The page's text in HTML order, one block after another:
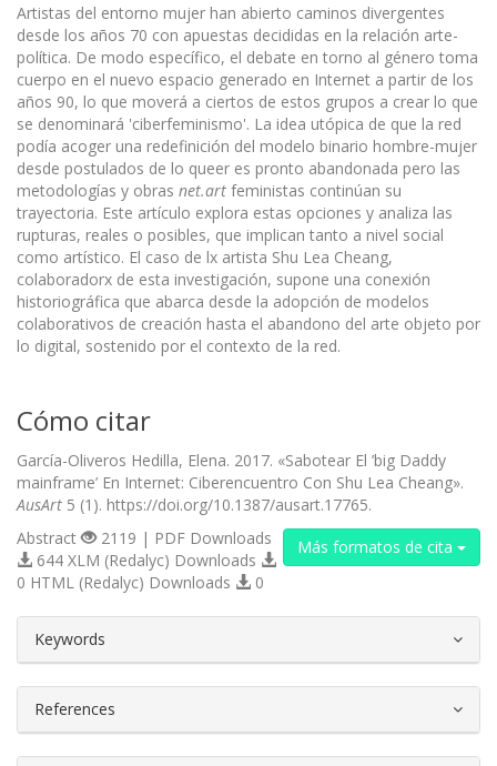
Artistas del entorno mujer han abierto caminos divergentes
desde los años 70 con apuestas decididas en la relación arte-
política. De modo específico, el debate en torno al género toma
cuerpo en el nuevo espacio generado en Internet a partir de los
años 90, lo que moverá a ciertos de estos grupos a crear lo que
se denominará 'ciberfeminismo'. La idea utópica de que la red
podía acoger una redefinición del modelo binario hombre-mujer
desde postulados de lo queer es pronto abandonada pero las
metodologías y obras net.art feministas continúan su
trayectoria. Este artículo explora estas opciones y analiza las
rupturas, reales o posibles, que implican tanto a nivel social
como artístico. El caso de lx artista Shu Lea Cheang,
colaboradorx de esta investigación, supone una conexión
historiográfica que abarca desde la adopción de modelos
colaborativos de creación hasta el abandono del arte objeto por
lo digital, sostenido por el contexto de la red.
Cómo citar
García-Oliveros Hedilla, Elena. 2017. «Sabotear El ’big Daddy
mainframe’ En Internet: Ciberencuentro Con Shu Lea Cheang».
AusArt 5 (1). https://doi.org/10.1387/ausart.17765.
Más formatos de cita
Abstract
2119 | PDF Downloads
644 XLM (Redalyc) Downloads
0 HTML (Redalyc) Downloads
0
Keywords
References